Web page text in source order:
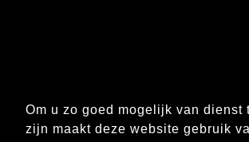
Om u zo goed mogelijk van dienst
zijn maakt deze website gebruik